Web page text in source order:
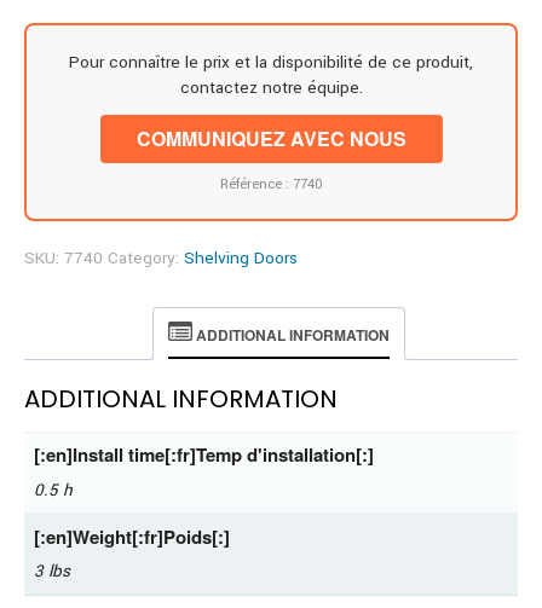
Pour connaître le prix et la disponibilité de ce produit,
contactez notre équipe.
COMMUNIQUEZ AVEC NOUS
Référence : 7740
SKU: 7740 Category: Shelving Doors
ADDITIONAL INFORMATION
ADDITIONAL INFORMATION
[:en]Install time[:fr]Temp d'installation[:]
0.5 h
[:en]Weight[:fr]Poids[:]
3 lbs